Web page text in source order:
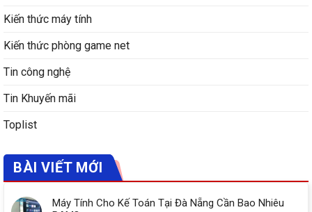
Kiến thức máy tính
Kiến thức phòng game net
Tin công nghệ
Tin Khuyến mãi
Toplist
BÀI VIẾT MỚI
Máy Tính Cho Kế Toán Tại Đà Nẵng Cần Bao Nhiêu